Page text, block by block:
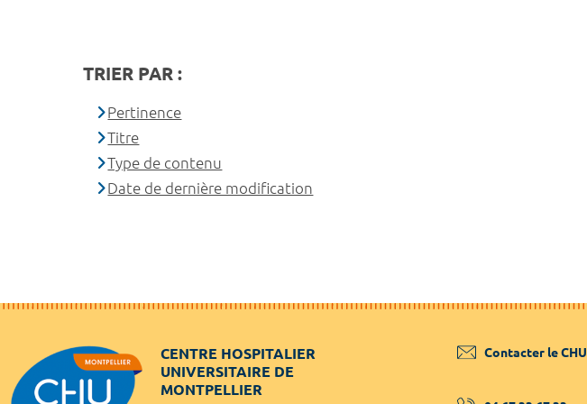
TRIER PAR :
Pertinence
Titre
Type de contenu
Date de dernière modification
CENTRE HOSPITALIER
UNIVERSITAIRE DE
MONTPELLIER
Contacter le CHU